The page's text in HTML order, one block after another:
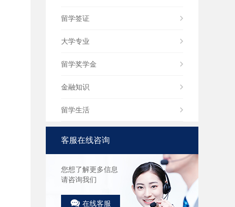
留学签证
大学专业
留学奖学金
金融知识
留学生活
客服在线咨询
您想了解更多信息
请咨询我们
在线客服